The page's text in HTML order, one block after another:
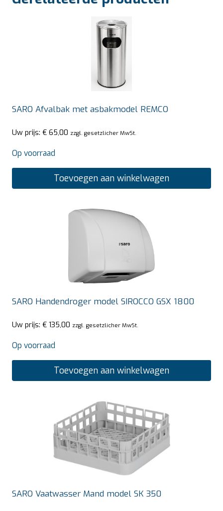
SARO Afvalbak met asbakmodel REMCO
Uw prijs: € 65,00 zzgl. gesetzlicher MwSt.
Op voorraad
Toevoegen aan winkelwagen
SARO Handendroger model SIROCCO GSX 1800
Uw prijs: € 135,00 zzgl. gesetzlicher MwSt.
Op voorraad
Toevoegen aan winkelwagen
SARO Vaatwasser Mand model SK 350